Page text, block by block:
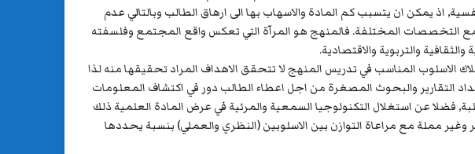
اذ يمكن ان يتسبب كم المادة والاسهاب بها الى ارهاق الطالب وبالتالي عدم
التخصصات المختلفة. فالمنهج هو المرآة التي تعكس واقع المجتمع وفلسفته
والتربوية والاقتصادية.
المناسب في تدريس المنهج لا تتحقق الاهداف المراد تحقيقها منه لذا
التقارير والبحوث المصغرة من اجل اعطاء الطالب دور في اكتشاف المعلومات
فضلا عن استغلال التكنولوجيا السمعية والمرئية في عرض المادة العلمية ذلك
مملة مع مراعاة التوازن بين الاسلوبين (النظري والعملي) بنسبة يحددها